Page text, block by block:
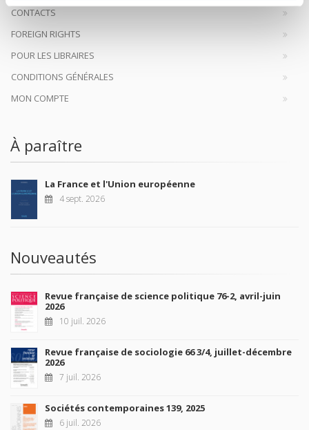
CONTACTS
FOREIGN RIGHTS
POUR LES LIBRAIRES
CONDITIONS GÉNÉRALES
MON COMPTE
À paraître
La France et l'Union européenne
4 sept. 2026
Nouveautés
Revue française de science politique 76-2, avril-juin
2026
10 juil. 2026
Revue française de sociologie 66 3/4, juillet-décembre
2026
7 juil. 2026
Sociétés contemporaines 139, 2025
6 juil. 2026